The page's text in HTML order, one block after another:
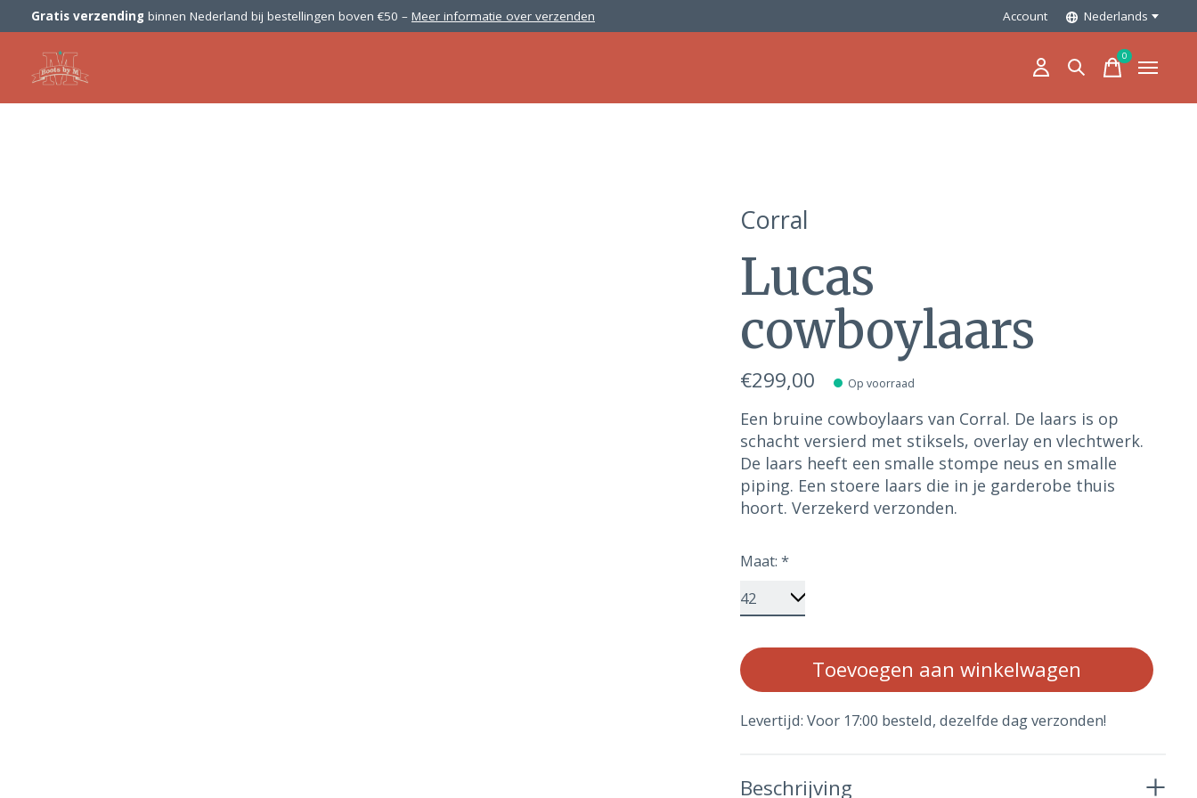
Gratis verzending binnen Nederland bij bestellingen boven €50 – Meer informatie over verzenden Account Nederlands
0items
Corral
Lucas
cowboylaars
€299,00 Op voorraad
Een bruine cowboylaars van Corral. De laars is op
schacht versierd met stiksels, overlay en vlechtwerk.
De laars heeft een smalle stompe neus en smalle
piping. Een stoere laars die in je garderobe thuis
hoort. Verzekerd verzonden.
Maat:*
Toevoegen aan winkelwagen
Levertijd: Voor 17:00 besteld, dezelfde dag verzonden!
Beschrijving